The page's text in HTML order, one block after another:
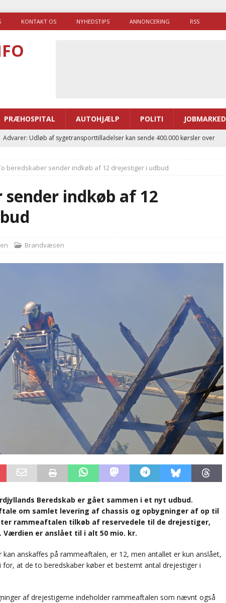
KONTAKT OS NYHEDSTIPS ANNONCERING RSS
PRÆHOSPITAL AUTOHJÆLP POLITI JOBMARKED
Advarer: Udløb af sygetransporttilladelser kan sende 400.000 kørsler over
Ny ambulance og el-sygetransportvogn til Samsø
PRÆHOSPITAL
Brandvæsenerne brugte lidt længere tid på at komme af sted i 2025
Ny treårig politiuddannelse skal ruste betjentene til mere kompleks
beredskaber sender indkøb af 12 drejestiger i udbud
sender indkøb af 12
Brandvæsen
Beredskab er gået sammen i et nyt udbud.
om samlet levering af chassis og opbygninger af op til
rammeaftalen tilkøb af reservedele til de drejestiger,
er anslået til i alt 50 mio. kr.
anskaffes på rammeaftalen, er 12, men antallet er kun anslået,
for, at de to beredskaber køber et bestemt antal drejestiger i
af drejestigerne indeholder rammeaftalen som nævnt også